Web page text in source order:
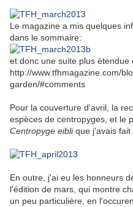
Le magazine a mis quelques
dans le sommaire:
et donc une suite plus
http://www.tfhmagazine.com/
garden/#comments
Pour la couverture d'avril, la
espèces de centropyges, et le
Centropyge eiblique j'avais fait
En outre, j'ai eu les honneurs
l'édition de mars, qui montre
un peu particulière, en